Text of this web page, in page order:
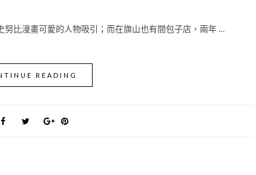
比漫畫可愛的人物吸引；而在旗山也有間包子店，兩年 …
READING